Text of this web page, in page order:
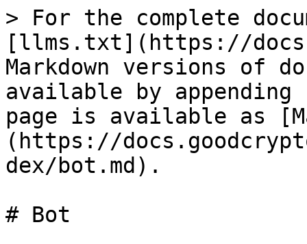
> For the complete
[llms.txt](https://
Markdown versions of
available by
page is available as
(https://
dex/bot.md).
# Bot